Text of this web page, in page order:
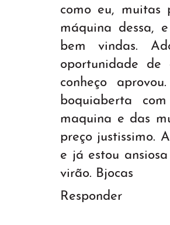
como eu, muitas
máquina dessa,
bem vindas.
oportunidade
conheço
boquiaberta
maquina e das
preço justissimo.
e já estou
virão. Bjocas
Responder